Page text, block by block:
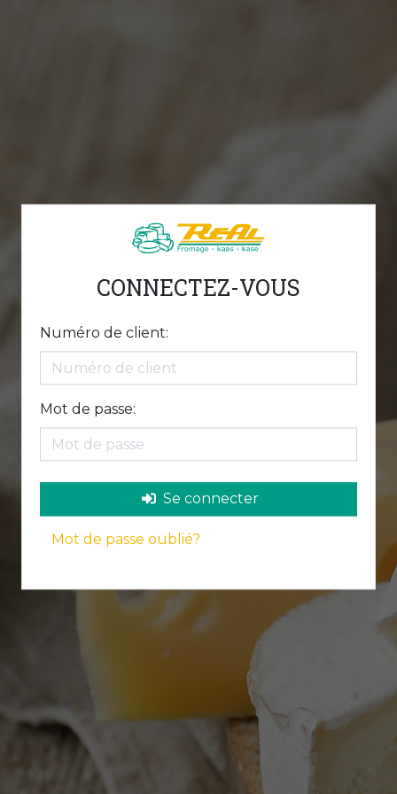
CONNECTEZ-VOUS
Numéro de client:
Mot de passe:
Se connecter
Mot de passe oublié?